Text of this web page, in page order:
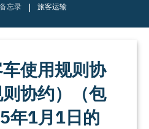
忘录 | 旅客运输
使用规则协
协约）（包
年1月1日的